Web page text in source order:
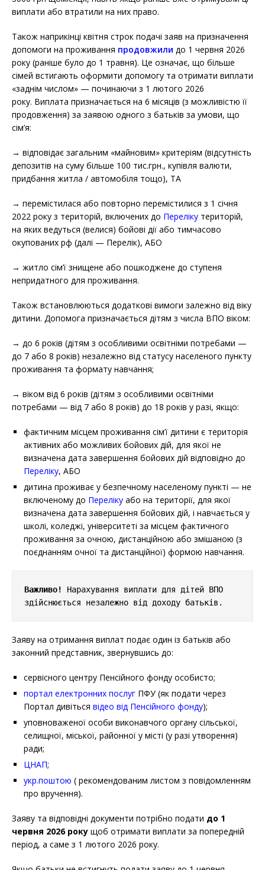
виплати або втратили на них право.
Також наприкінці квітня строк подачі заяв на призначення
допомоги на проживання продовжили до 1 червня 2026
року (раніше було до 1 травня). Це означає, що більше
сімей встигають оформити допомогу та отримати виплати
«заднім числом» — починаючи з 1 лютого 2026
року. Виплата призначається на 6 місяців (з можливістю її
продовження) за заявою одного з батьків за умови, що
сім’я:
→ відповідає загальним «майновим» критеріям (відсутність
депозитів на суму більше 100 тис.грн., купівля валюти,
придбання житла / автомобіля тощо), ТА
→ перемістилася або повторно перемістилися з 1 січня
2022 року з територій, включених до Переліку територій,
на яких ведуться (велися) бойові дії або тимчасово
окупованих рф (далі — Перелік), АБО
→ житло сім’ї знищене або пошкоджене до ступеня
непридатного для проживання.
Також встановлюються додаткові вимоги залежно від віку
дитини. Допомога призначається дітям з числа ВПО віком:
→ до 6 років (дітям з особливими освітніми потребами —
до 7 або 8 років) незалежно від статусу населеного пункту
проживання та формату навчання;
→ віком від 6 років (дітям з особливими освітніми
потребами — від 7 або 8 років) до 18 років у разі, якщо:
фактичним місцем проживання сім’ї дитини є територія
активних або можливих бойових дій, для якої не
визначена дата завершення бойових дій відповідно до
Переліку, АБО
дитина проживає у безпечному населеному пункті — не
включеному до Переліку або на території, для якої
визначена дата завершення бойових дій, і навчається у
школі, коледжі, університеті за місцем фактичного
проживання за очною, дистанційною або змішаною (з
поєднанням очної та дистанційної) формою навчання.
Важливо!
Нарахування виплати для дітей ВПО
здійснюється незалежно від доходу батьків.
Заяву на отримання виплат подає один із батьків або
законний представник, звернувшись до:
сервісного центру Пенсійного фонду особисто;
портал електронних послуг ПФУ (як подати через
Портал дивіться відео від Пенсійного фонду);
уповноваженої особи виконавчого органу сільської,
селищної, міської, районної у місті (у разі утворення)
ради;
ЦНАП;
укр.поштою ( рекомендованим листом з повідомленням
про вручення).
Заяву та відповідні документи потрібно подати до 1
червня 2026 року щоб отримати виплати за попередній
період, а саме з 1 лютого 2026 року.